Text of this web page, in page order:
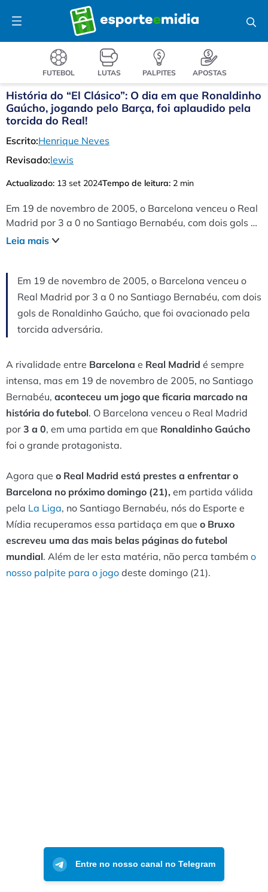
para
o
Menu
FUTEBOL LUTAS PALPITES APOSTAS
História do “El Clásico”: O dia em que Ronaldinho
Gaúcho, jogando pelo Barça, foi aplaudido pela
torcida do Real!
Escrito:Henrique Neves
Revisado:lewis
Actualizado: 13 set 2024Tempo de leitura: 2 min
Em 19 de novembro de 2005, o Barcelona venceu o Real
Madrid por 3 a 0 no Santiago Bernabéu, com dois gols de
Ronaldinho Gaúcho, que foi ovacionado pela torcida
Leia mais
Em 19 de novembro de 2005, o Barcelona venceu o
Real Madrid por 3 a 0 no Santiago Bernabéu, com dois
gols de Ronaldinho Gaúcho, que foi ovacionado pela
torcida adversária.
A rivalidade entre Barcelona e Real Madrid é sempre
intensa, mas em 19 de novembro de 2005, no Santiago
Bernabéu, aconteceu um jogo que ficaria marcado na
história do futebol. O Barcelona venceu o Real Madrid
por 3 a 0, em uma partida em que Ronaldinho Gaúcho
foi o grande protagonista.
Agora que o Real Madrid está prestes a enfrentar o
Barcelona no próximo domingo (21), em partida válida
pela La Liga, no Santiago Bernabéu, nós do Esporte e
Mídia recuperamos essa partidaça em que o Bruxo
escreveu uma das mais belas páginas do futebol
mundial. Além de ler esta matéria, não perca também o
nosso palpite para o jogo deste domingo (21).
Entre no nosso canal no Telegram